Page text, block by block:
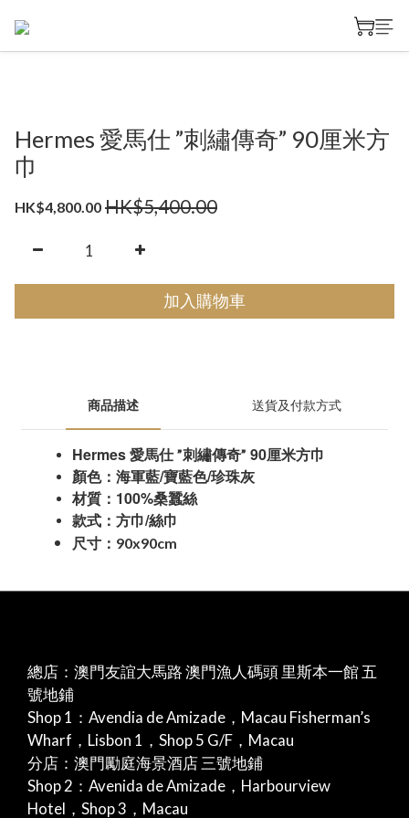
Hermes 愛馬仕 ”刺繡傳奇” 90厘米方
巾
HK$4,800.00 HK$5,400.00
加入購物車
商品描述 送貨及付款方式
Hermes 愛馬仕 ”刺繡傳奇” 90厘米方巾
顏色：海軍藍/寶藍色/珍珠灰
材質： 100%桑蠶絲
款式：方巾/絲巾
尺寸： 90x90cm
總店：澳門友誼大馬路 澳門漁人碼頭 里斯本一館 五
號地鋪
Shop 1：Avendia de Amizade，Macau Fisherman’s
Wharf，Lisbon 1，Shop 5 G/F，Macau
分店：澳門勵庭海景酒店 三號地鋪
Shop 2：Avenida de Amizade，Harbourview
Hotel，Shop 3，Macau